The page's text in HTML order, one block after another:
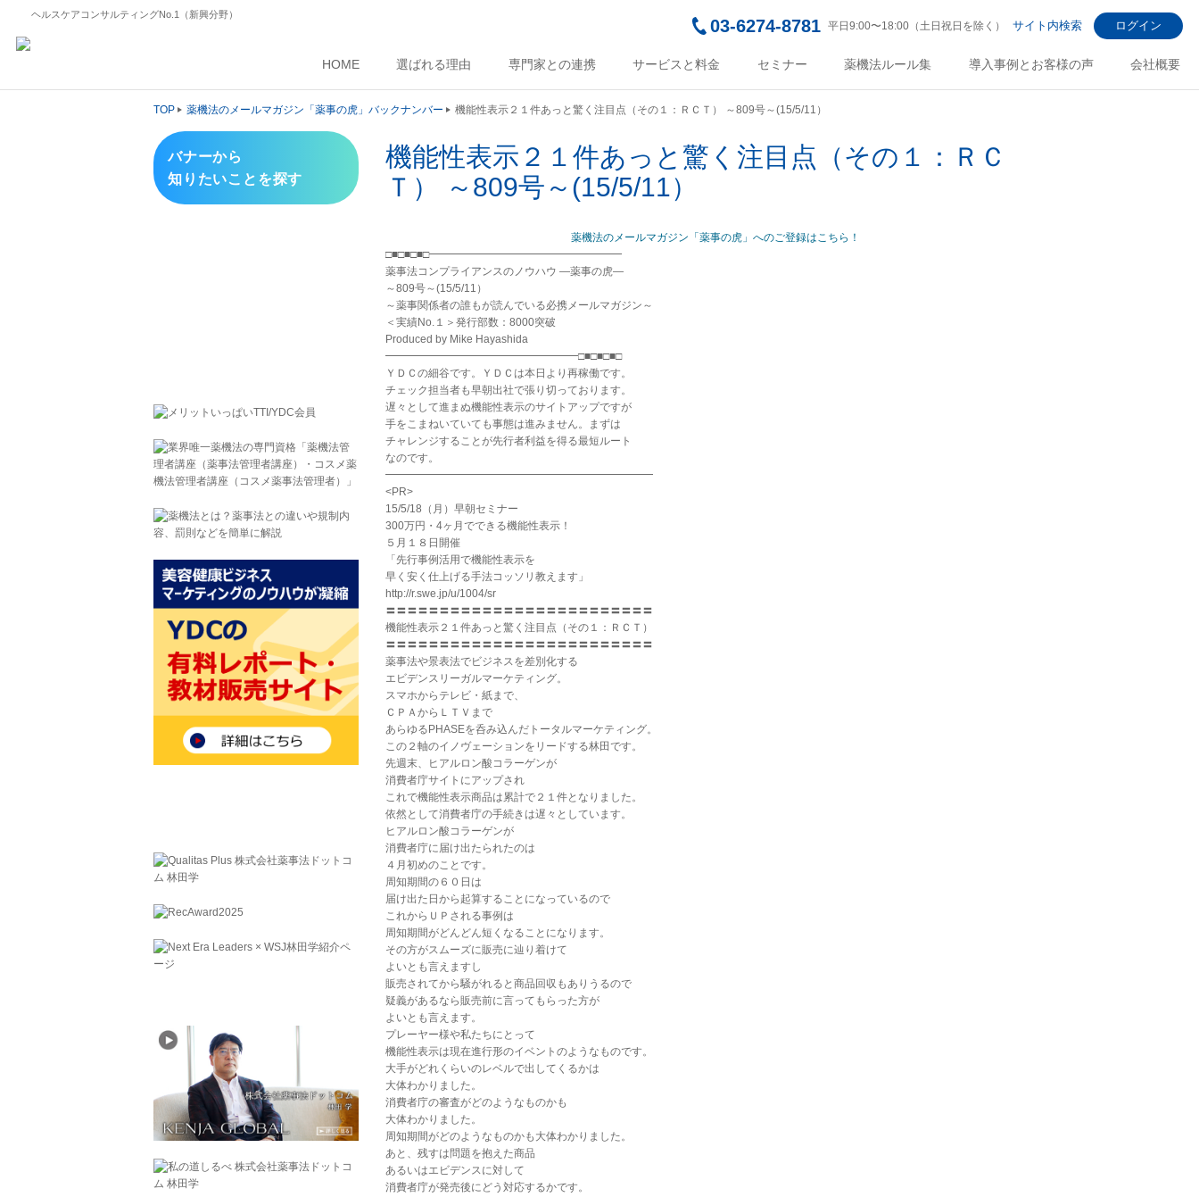
ヘルスケアコンサルティングNo.1（新興分野）
03-6274-8781 平日9:00〜18:00（土日祝日を除く） サイト内検索 ログイン
HOME 選ばれる理由 専門家との連携 サービスと料金 セミナー 薬機法ルール集 導入事例とお客様の声 会社概要
TOP 薬機法のメールマガジン「薬事の虎」バックナンバー 機能性表示２１件あっと驚く注目点（その１：ＲＣＴ） ～809号～(15/5/11）
機能性表示２１件あっと驚く注目点（その１：ＲＣ
Ｔ） ～809号～(15/5/11）
薬機法のメールマガジン「薬事の虎」へのご登録はこちら！
□■□■□■□━━━━━━━━━━━━━━━━━━
薬事法コンプライアンスのノウハウ ―薬事の虎―
～809号～(15/5/11）
～薬事関係者の誰もが読んでいる必携メールマガジン～
＜実績No.１＞発行部数：8000突破
Produced by Mike Hayashida
━━━━━━━━━━━━━━━━━━□■□■□■□
ＹＤＣの細谷です。ＹＤＣは本日より再稼働です。
チェック担当者も早朝出社で張り切っております。
遅々として進まぬ機能性表示のサイトアップですが
手をこまねいていても事態は進みません。まずは
チャレンジすることが先行者利益を得る最短ルート
なのです。
━━━━━━━━━━━━━━━━━━━━━━━━━
<PR>
15/5/18（月）早朝セミナー
300万円・4ヶ月でできる機能性表示！
５月１８日開催
「先行事例活用で機能性表示を
早く安く仕上げる手法コッソリ教えます」
http://r.swe.jp/u/1004/sr
〓〓〓〓〓〓〓〓〓〓〓〓〓〓〓〓〓〓〓〓〓〓〓〓〓
機能性表示２１件あっと驚く注目点（その１：ＲＣＴ）
〓〓〓〓〓〓〓〓〓〓〓〓〓〓〓〓〓〓〓〓〓〓〓〓〓
薬事法や景表法でビジネスを差別化する
エビデンスリーガルマーケティング。
スマホからテレビ・紙まで、
ＣＰＡからＬＴＶまで
あらゆるPHASEを呑み込んだトータルマーケティング。
この２軸のイノヴェーションをリードする林田です。
先週末、ヒアルロン酸コラーゲンが
消費者庁サイトにアップされ
これで機能性表示商品は累計で２１件となりました。
依然として消費者庁の手続きは遅々としています。
ヒアルロン酸コラーゲンが
消費者庁に届け出たられたのは
４月初めのことです。
周知期間の６０日は
届け出た日から起算することになっているので
これからＵＰされる事例は
周知期間がどんどん短くなることになります。
その方がスムーズに販売に辿り着けて
よいとも言えますし
販売されてから騒がれると商品回収もありうるので
疑義があるなら販売前に言ってもらった方が
よいとも言えます。
プレーヤー様や私たちにとって
機能性表示は現在進行形のイベントのようなものです。
大手がどれくらいのレベルで出してくるかは
大体わかりました。
消費者庁の審査がどのようなものかも
大体わかりました。
周知期間がどのようなものかも大体わかりました。
あと、残すは問題を抱えた商品
あるいはエビデンスに対して
消費者庁が発売後にどう対応するかです。
バナーから
知りたいことを探す